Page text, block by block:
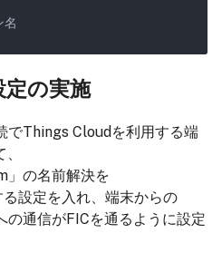
定の実施
Things Cloudを利用する端
」の名前解決を
る設定を入れ、端末からの
通信がFICを通るように設定